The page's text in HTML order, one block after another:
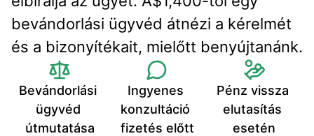
bevándorlási ügyvéd átnézi a kérelmét
és a bizonyítékait, mielőtt benyújtanánk.
Bevándorlási
ügyvéd
útmutatása
Ingyenes
konzultáció
fizetés előtt
Pénz vissza
elutasítás
esetén